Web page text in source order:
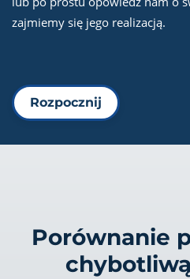
zajmiemy się jego realizacją.
Rozpocznij
Porównanie